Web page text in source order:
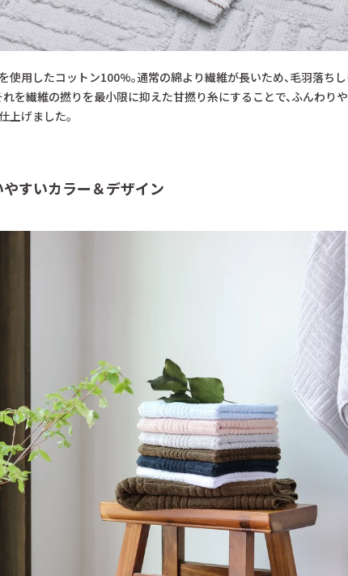
使用したコットン100%。通常の綿より繊維が長いため、毛羽落ちし
を繊維の撚りを最小限に抑えた甘撚り糸にすることで、ふんわりや
上げました。
すいカラー＆デザイン